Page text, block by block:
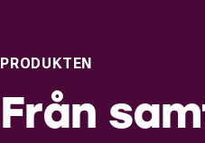
PRODUKTEN
Från